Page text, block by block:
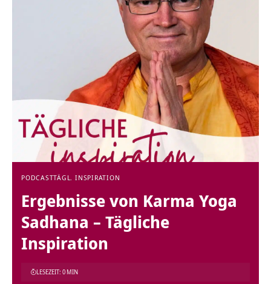
PODCASTTÄGL. INSPIRATION
Ergebnisse von Karma Yoga
Sadhana – Tägliche
Inspiration
LESEZEIT: 0 MIN